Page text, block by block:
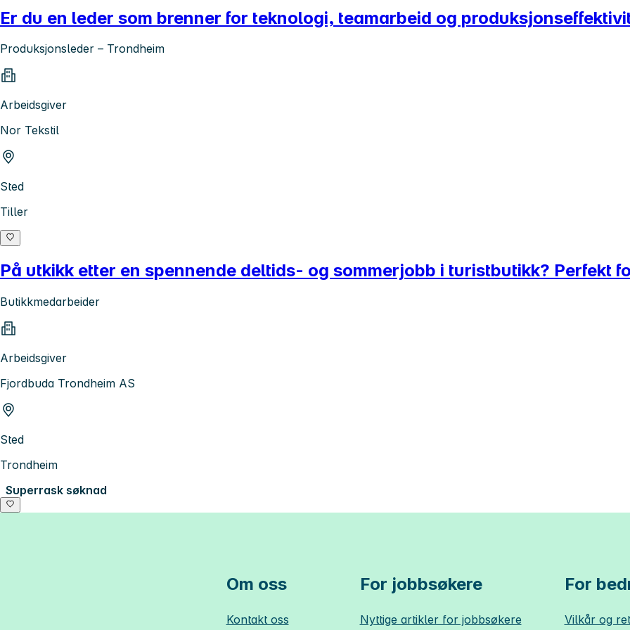
Er du en leder som brenner for teknologi, teamarbeid og
Produksjonsleder – Trondheim
Arbeidsgiver
Nor Tekstil
Sted
Tiller
På utkikk etter en spennende deltids- og sommerjobb i turistbutikk? Perfekt
Butikkmedarbeider
Arbeidsgiver
Fjordbuda Trondheim AS
Sted
Trondheim
Superrask søknad
Om oss
Kontakt oss
For jobbsøkere
Nyttige artikler for jobbsøkere
For
Vilkår og